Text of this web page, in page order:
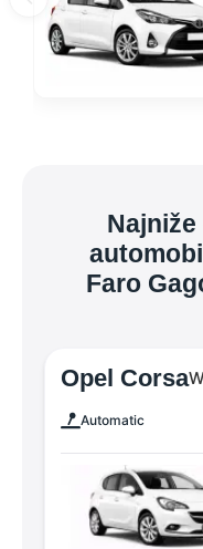
Faro
Opel Corsa
Automatic